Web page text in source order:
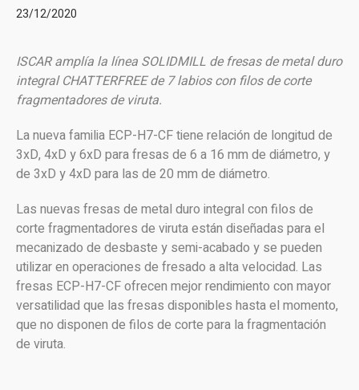
23/12/2020
ISCAR amplía la línea SOLIDMILL de fresas de metal duro
integral CHATTERFREE de 7 labios con filos de corte
fragmentadores de viruta.
La nueva familia ECP-H7-CF tiene relación de longitud de
3xD, 4xD y 6xD para fresas de 6 a 16 mm de diámetro, y
de 3xD y 4xD para las de 20 mm de diámetro.
Las nuevas fresas de metal duro integral con filos de
corte fragmentadores de viruta están diseñadas para el
mecanizado de desbaste y semi-acabado y se pueden
utilizar en operaciones de fresado a alta velocidad. Las
fresas ECP-H7-CF ofrecen mejor rendimiento con mayor
versatilidad que las fresas disponibles hasta el momento,
que no disponen de filos de corte para la fragmentación
de viruta.